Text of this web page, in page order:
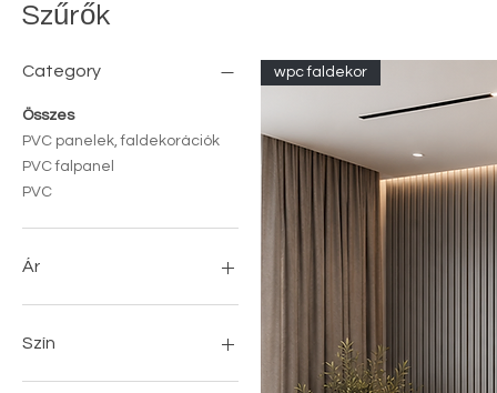
Szűrők
Category
Összes
PVC panelek, faldekorációk
PVC falpanel
PVC
Ár
Szín
wpc faldekor